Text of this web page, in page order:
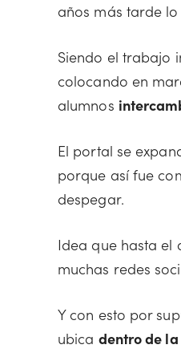
años más tarde
Siendo el trabajo
colocando en
alumnos
El portal se
porque así fue
despegar.
Idea que hasta el
muchas redes
Y con esto por
ubica dentro de